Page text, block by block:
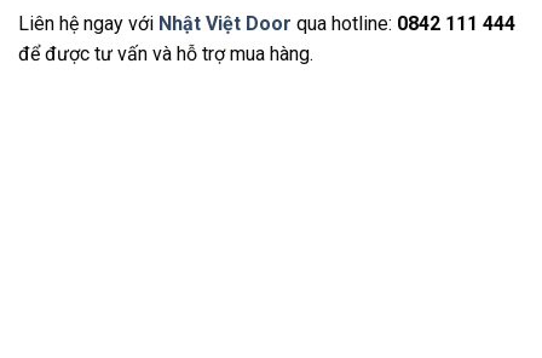
Liên hệ ngay với Nhật Việt Door qua hotline: 0842 111 444
để được tư vấn và hỗ trợ mua hàng.